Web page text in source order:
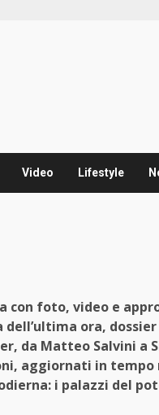
Video Lifestyle
con foto, video e
ora, dossier
da Matteo Salvini a
aggiornati in tempo
i palazzi del